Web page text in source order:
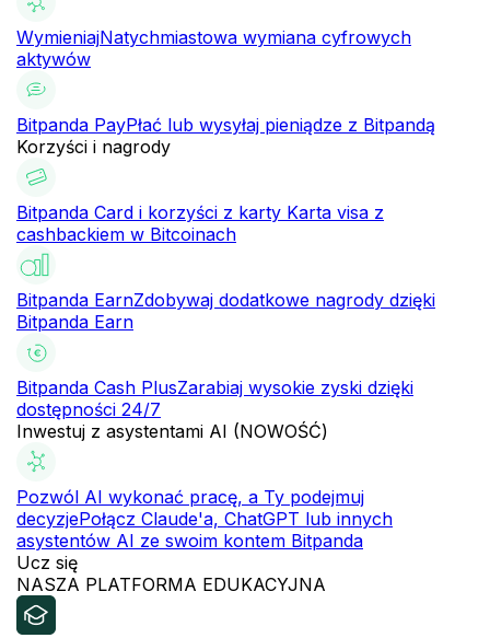
WymieniajNatychmiastowa wymiana cyfrowych
aktywów
Bitpanda PayPłać lub wysyłaj pieniądze z Bitpandą
Korzyści i nagrody
Bitpanda Card i korzyści z karty Karta visa z
cashbackiem w Bitcoinach
Bitpanda EarnZdobywaj dodatkowe nagrody dzięki
Bitpanda Earn
Bitpanda Cash PlusZarabiaj wysokie zyski dzięki
dostępności 24/7
Inwestuj z asystentami AI (NOWOŚĆ)
Pozwól AI wykonać pracę, a Ty podejmuj
decyzjePołącz Claude'a, ChatGPT lub innych
asystentów AI ze swoim kontem Bitpanda
Ucz się
NASZA PLATFORMA EDUKACYJNA